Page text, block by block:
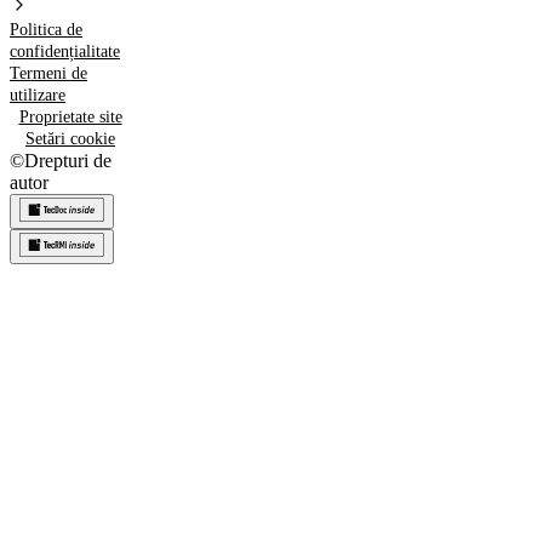
Politica de
confidențialitate
Termeni de
utilizare
Proprietate site
Setări cookie
©Drepturi de
autor